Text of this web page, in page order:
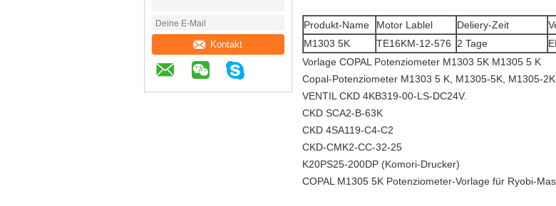
Kontakt
Produkt-Name Motor Lablel Deliery-Zeit
M1303 5K
TE16KM-12-576 2 Tage
Vorlage COPAL Potenziometer M1303 5K M1305 5 K
Copal-Potenziometer M1303 5 K, M1305-5K, M1305-2K,
VENTIL CKD 4KB319-00-LS-DC24V.
CKD SCA2-B-63K
CKD 4SA119-C4-C2
CKD-CMK2-CC-32-25
K20PS25-200DP (Komori-Drucker)
COPAL M1305 5K Potenziometer-Vorlage für Ryobi-